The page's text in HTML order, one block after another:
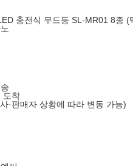
충전식 무드등 SL-MR01 8종 (
도착
·판매자 상황에 따라 변동 가능)